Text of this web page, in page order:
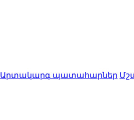
Արտակարգ պատահարներ